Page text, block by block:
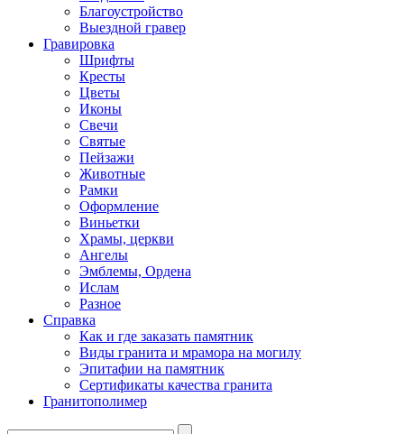
Благоустройство
Выездной гравер
Гравировка
Шрифты
Кресты
Цветы
Иконы
Свечи
Святые
Пейзажи
Животные
Рамки
Оформление
Виньетки
Храмы, церкви
Ангелы
Эмблемы, Ордена
Ислам
Разное
Справка
Как и где заказать памятник
Виды гранита и мрамора на могилу
Эпитафии на памятник
Сертификаты качества гранита
Гранитополимер